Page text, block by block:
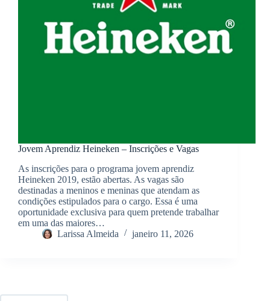
Jovem Aprendiz Heineken – Inscrições e Vagas
As inscrições para o programa jovem aprendiz
Heineken 2019, estão abertas. As vagas são
destinadas a meninos e meninas que atendam as
condições estipulados para o cargo. Essa é uma
oportunidade exclusiva para quem pretende trabalhar
em uma das maiores…
Larissa Almeida
janeiro 11, 2026